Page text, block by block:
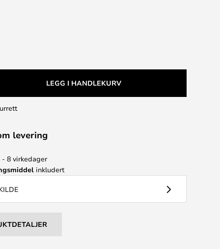
LEGG I HANDLEKURV
levering
- 8 virkedager
inkludert